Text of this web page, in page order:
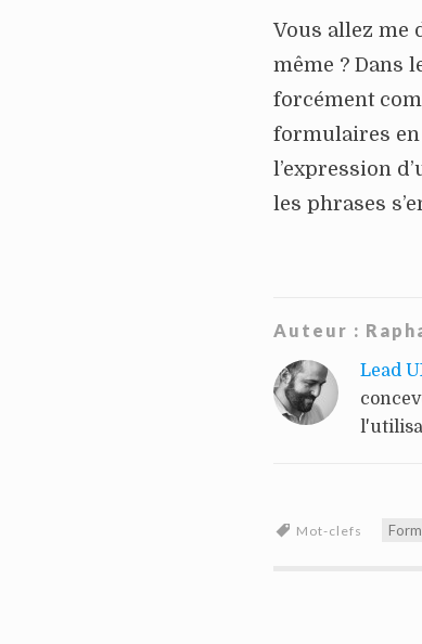
Vous allez me
même ? Dans
forcément
formulaires en
l’expression
les phrases
Auteur :
Lead
Mot-clefs